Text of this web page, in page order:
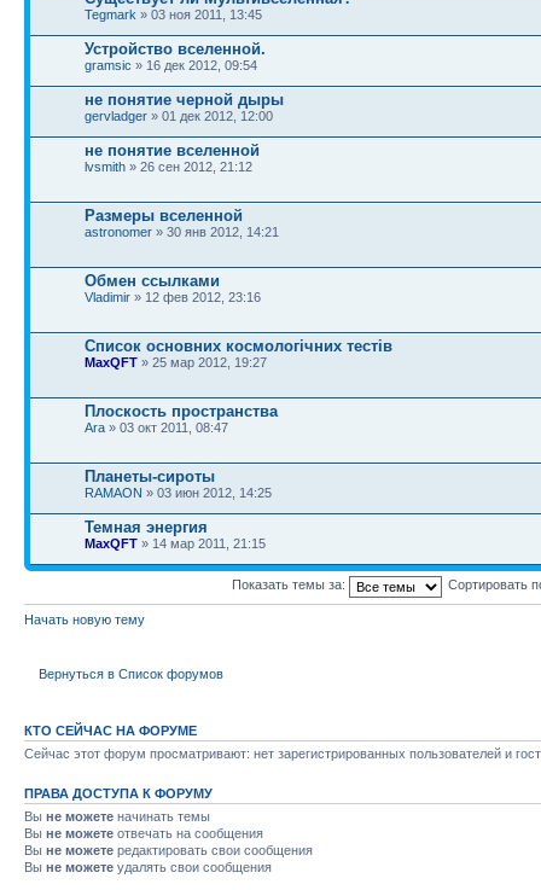
Tegmark » 03 ноя 2011, 13:45
Устройство вселенной.
gramsic » 16 дек 2012, 09:54
не понятие черной дыры
gervladger » 01 дек 2012, 12:00
не понятие вселенной
lvsmith » 26 сен 2012, 21:12
Размеры вселенной
astronomer » 30 янв 2012, 14:21
Обмен ссылками
Vladimir » 12 фев 2012, 23:16
Список основних космологічних тестів
MaxQFT » 25 мар 2012, 19:27
Плоскость пространства
Ara » 03 окт 2011, 08:47
Планеты-сироты
RAMAON » 03 июн 2012, 14:25
Темная энергия
MaxQFT » 14 мар 2011, 21:15
Показать темы за: Сортировать
Начать новую тему
Вернуться в Список форумов
КТО СЕЙЧАС НА ФОРУМЕ
Сейчас этот форум просматривают: нет зарегистрированных пользователей и
ПРАВА ДОСТУПА К ФОРУМУ
Вы не можете начинать темы
Вы не можете отвечать на сообщения
Вы не можете редактировать свои сообщения
Вы не можете удалять свои сообщения